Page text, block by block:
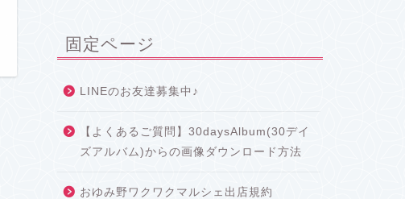
固定ページ
LINEのお友達募集中♪
【よくあるご質問】30daysAlbum(30デイ
ズアルバム)からの画像ダウンロード方法
おゆみ野ワクワクマルシェ出店規約